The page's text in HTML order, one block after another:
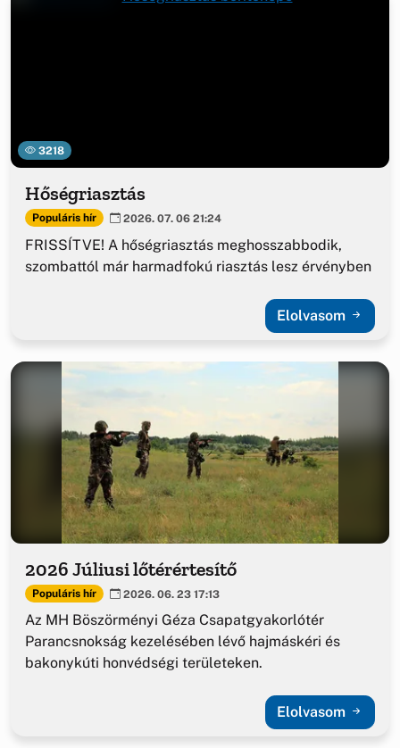
3218
Hőségriasztás
Populáris hír 2026. 07. 06 21:24
FRISSÍTVE! A hőségriasztás meghosszabbodik,
szombattól már harmadfokú riasztás lesz érvényben
Elolvasom
2026 Júliusi lőtérértesítő
Populáris hír 2026. 06. 23 17:13
Az MH Böszörményi Géza Csapatgyakorlótér
Parancsnokság kezelésében lévő hajmáskéri és
bakonykúti honvédségi területeken.
Elolvasom